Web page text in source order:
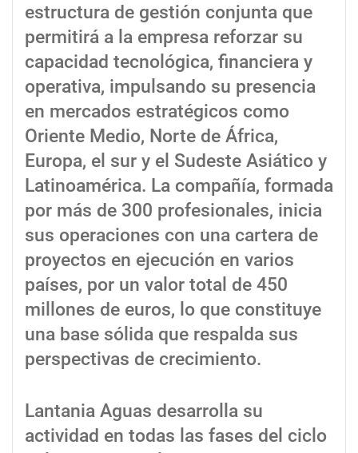
estructura de gestión conjunta que
permitirá a la empresa reforzar su
capacidad tecnológica, financiera y
operativa, impulsando su presencia
en mercados estratégicos como
Oriente Medio, Norte de África,
Europa, el sur y el Sudeste Asiático y
Latinoamérica. La compañía, formada
por más de 300 profesionales, inicia
sus operaciones con una cartera de
proyectos en ejecución en varios
países, por un valor total de 450
millones de euros, lo que constituye
una base sólida que respalda sus
perspectivas de crecimiento.
Lantania Aguas desarrolla su
actividad en todas las fases del ciclo